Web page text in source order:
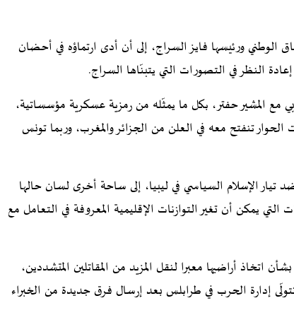
ورئيسها فايز السراج، إلى أن أدى ارتماؤه في أحضان
النظر في التصورات التي يتبنّاها السراج.
مع المشير حفتر، بكل ما يمثّله من رمزية عسكرية مؤسساتية،
تنفتح معه في العلن من الجزائر والمغرب، وربما تونس
الإسلام السياسي في ليبيا، إلى ساحة أخرى لسان حالها
يمكن أن تغير التوازنات الإقليمية المعروفة في التعامل مع
اتخاذ أراضيها معبرا لنقل المزيد من المقاتلين المتشددين،
إدارة الحرب في طرابلس بعد إرسال فرق جديدة من الخبراء